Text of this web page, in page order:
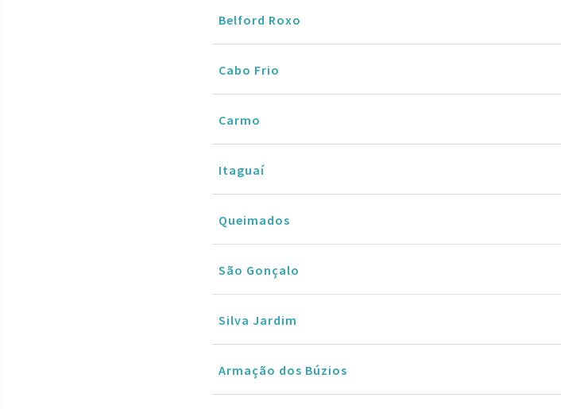
Belford Roxo
Cabo Frio
Carmo
Itaguaí
Queimados
São Gonçalo
Silva Jardim
Armação dos Búzios